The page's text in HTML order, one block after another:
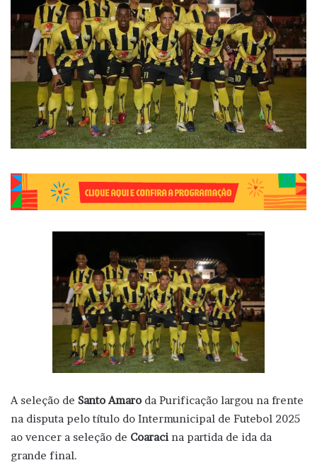
A seleção de Santo Amaro da Purificação largou na frente
na disputa pelo título do Intermunicipal de Futebol 2025
ao vencer a seleção de Coaracina partida de ida da
grande final.